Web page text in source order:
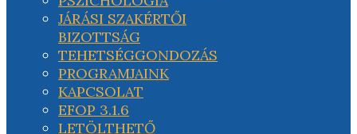
JÁRÁSI SZAKÉRTŐI
BIZOTTSÁG
TEHETSÉGGONDOZÁS
PROGRAMJAINK
KAPCSOLAT
EFOP 3.1.6
LETÖLTHETŐ